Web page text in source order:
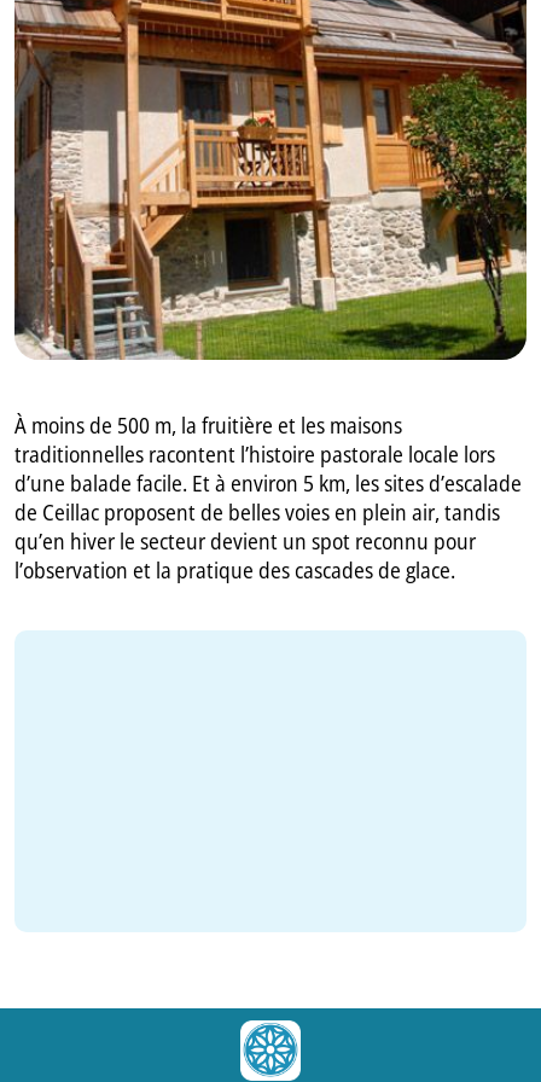
GB
IT
À moins de 500 m, la fruitière et les maisons
traditionnelles racontent l’histoire pastorale locale lors
d’une balade facile. Et à environ 5 km, les sites d’escalade
de Ceillac proposent de belles voies en plein air, tandis
qu’en hiver le secteur devient un spot reconnu pour
l’observation et la pratique des cascades de glace.